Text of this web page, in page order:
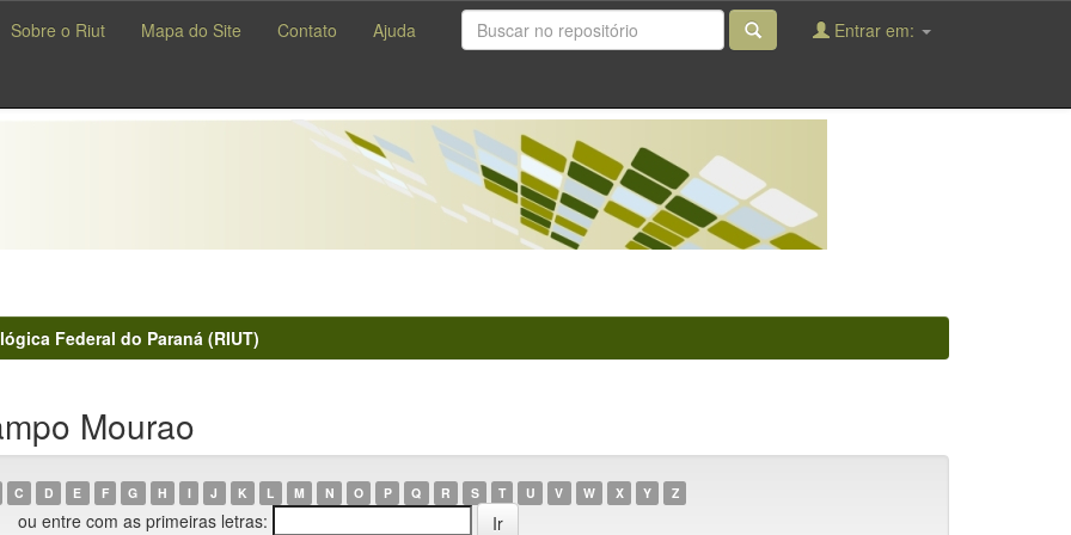
Sobre o Riut Mapa do Site Contato Ajuda Entrar em:
Federal do Paraná (RIUT)
Mourao
C D E F G H I J K L M N O P Q R S T U V W X Y Z
ou entre com as primeiras letras: